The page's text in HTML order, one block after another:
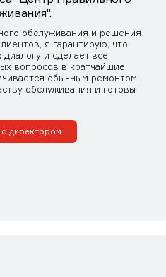
обслуживания и решения
я гарантирую, что
и сделает все
вопросов в кратчайшие
обычным ремонтом,
обслуживания и готовы
с директором